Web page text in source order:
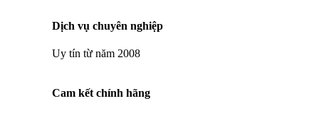
Dịch vụ chuyên nghiệp
Uy tín từ năm 2008
Cam kết chính hãng